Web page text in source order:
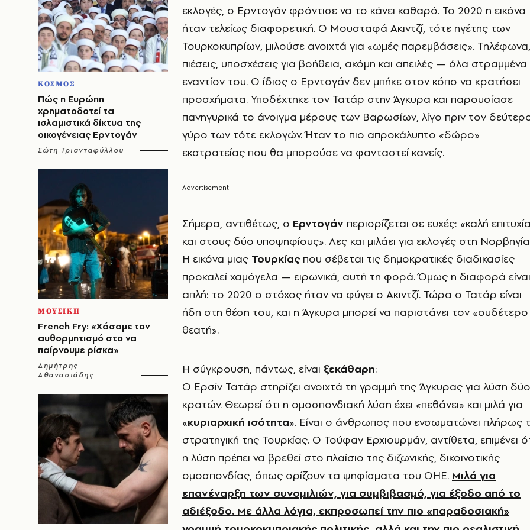
ΚΟΣΜΟΣ
Πώς η Ευρώπη
χρηματοδοτεί τα
ισλαμιστικά δίκτυα της
οικογένειας Ερντογάν
Σώτη Τριανταφύλλου
ΜΟΥΣΙΚΗ
French Fry: «Χάσαμε τον
αυθορμητισμό στο να
παίρνουμε ρίσκα»
Δημήτρης
Αθανασιάδης
εκλογές, ο Ερντογάν φρόντισε να το κάνει καθαρό. Το 2020 η εικόνα
ήταν τελείως διαφορετική. Ο Μουσταφά Ακιντζί, τότε ηγέτης των
Τουρκοκυπρίων, μιλούσε ανοιχτά για «ωμές παρεμβάσεις». Τηλέφωνα,
πιέσεις, υποσχέσεις για βοήθεια, ακόμη και απειλές — όλα στραμμένα
εναντίον του. Ο ίδιος ο Ερντογάν δεν μπήκε στον κόπο να κρατήσει
προσχήματα. Υποδέχτηκε τον Τατάρ στην Άγκυρα και παρουσίασε
πανηγυρικά το άνοιγμα μέρους των Βαρωσίων, λίγο πριν τον
γύρο των τότε εκλογών. Ήταν το πιο απροκάλυπτο «δώρο»
εκστρατείας που θα μπορούσε να φανταστεί κανείς.
Σήμερα, αντιθέτως, ο Ερντογάν περιορίζεται σε ευχές: «καλή επιτυχία
και στους δύο υποψηφίους». Λες και μιλάει για εκλογές στη
Η εικόνα μιας Τουρκίας που σέβεται τις δημοκρατικές διαδικασίες
προκαλεί χαμόγελα — ειρωνικά, αυτή τη φορά. Όμως η διαφορά είναι
απλή: το 2020 ο στόχος ήταν να φύγει ο Ακιντζί. Τώρα ο Τατάρ είναι
ήδη στη θέση του, και η Άγκυρα μπορεί να παριστάνει τον «ουδέτερο
θεατή».
Η σύγκρουση, πάντως, είναι ξεκάθαρη:
Ο Ερσίν Τατάρ στηρίζει ανοιχτά τη γραμμή της Άγκυρας για λύση δύο
κρατών. Θεωρεί ότι η ομοσπονδιακή λύση έχει «πεθάνει» και μιλά για
«κυριαρχική ισότητα». Είναι ο άνθρωπος που ενσωματώνει πλήρως
στρατηγική της Τουρκίας. Ο Τούφαν Ερχιουρμάν, αντίθετα, επιμένει
η λύση πρέπει να βρεθεί στο πλαίσιο της διζωνικής, δικοινοτικής
ομοσπονδίας, όπως ορίζουν τα ψηφίσματα του ΟΗΕ. Μιλά για
επανέναρξη των συνομιλιών, για συμβιβασμό, για έξοδο από το
αδιέξοδο. Με άλλα λόγια, εκπροσωπεί την πιο «παραδοσιακή»